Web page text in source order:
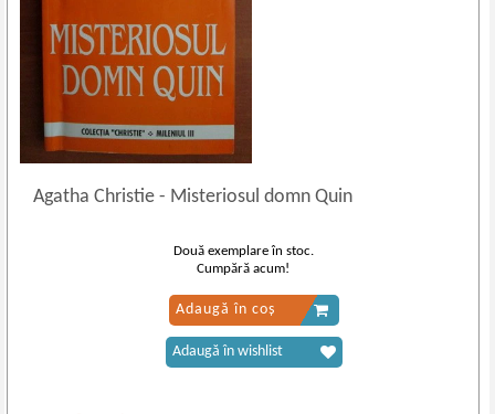
Agatha Christie- Misteriosul domn Quin
Două exemplare în stoc.
Cumpără acum!
Adaugă în coș
Adaugă în wishlist